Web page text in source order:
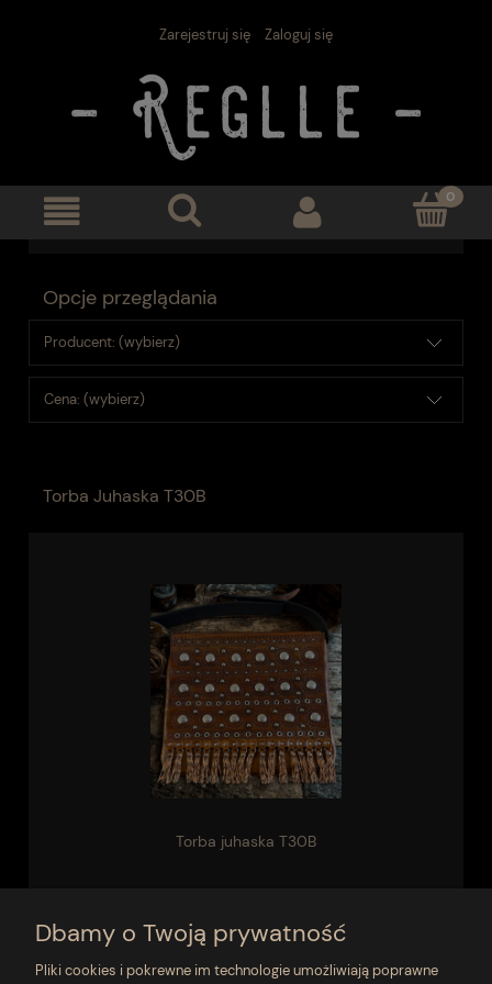
Zarejestruj się Zaloguj się
Opcje przeglądania
Producent: (wybierz)
Cena: (wybierz)
Torba Juhaska T30B
Torba juhaska T30B
do koszyka
Dbamy o Twoją prywatność
Pliki cookies i pokrewne im technologie umożliwiają poprawne